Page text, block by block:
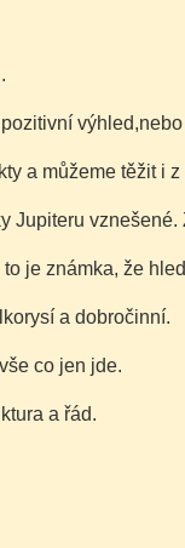
a můžeme těžit i
Jupiteru
je známka, že
a dobročinní.
co jen jde.
a řád.